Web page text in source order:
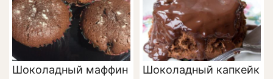
Шоколадный маффин Шоколадный капкейк